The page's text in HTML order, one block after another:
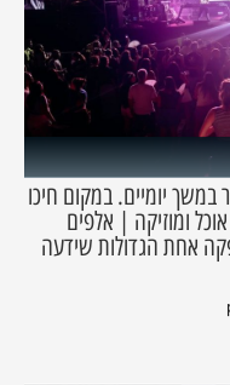
במשך יומיים. במקום חיכו
ומוזיקה | אלפים
אחת הגדולות שידעה